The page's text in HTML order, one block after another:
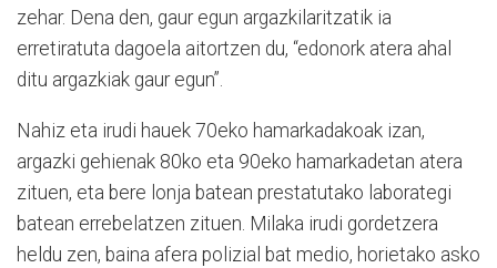
zehar. Dena den, gaur egun argazkilaritzatik ia
erretiratuta dagoela aitortzen du, “edonork atera ahal
ditu argazkiak gaur egun”.
Nahiz eta irudi hauek 70eko hamarkadakoak izan,
argazki gehienak 80ko eta 90eko hamarkadetan atera
zituen, eta bere lonja batean prestatutako laborategi
batean errebelatzen zituen. Milaka irudi gordetzera
heldu zen, baina afera polizial bat medio, horietako asko